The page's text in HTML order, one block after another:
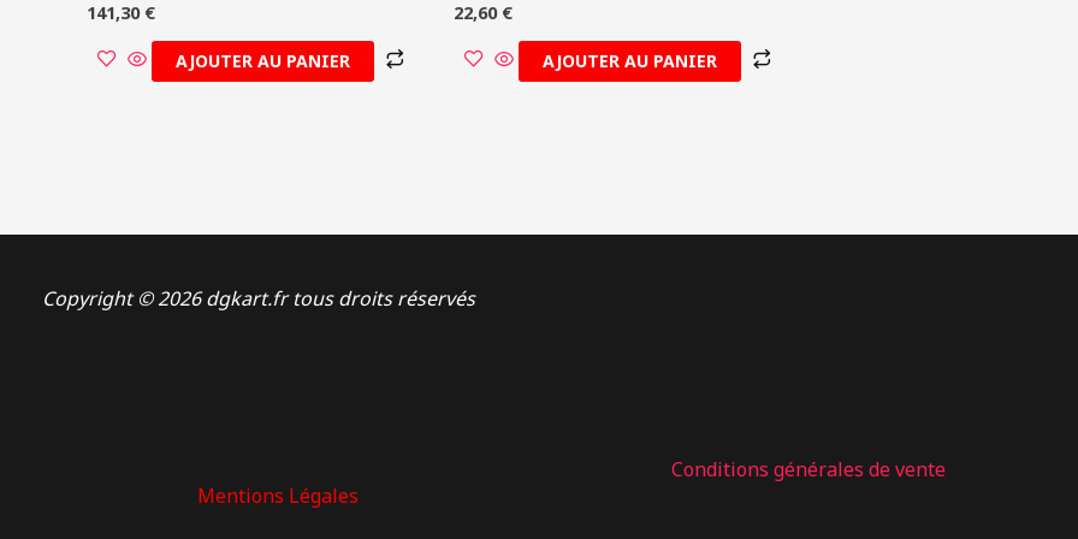
141,30 €
AJOUTER AU PANIER
22,60 €
AJOUTER AU PANIER
Copyright © 2026 dgkart.fr tous droits réservés
Mentions Légales
Conditions générales de vente
: 11 – DURITE D’EAU ROTAX MAX PMFR401.013